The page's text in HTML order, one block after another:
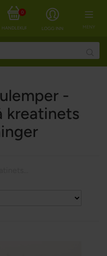
MENY
LOGG INN
HANDLEKURV
0
-
kreatinets